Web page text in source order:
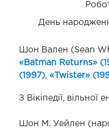
День
Шон Вален (Sean
«Batman Returns»
(1997) «Twister»
З Вікіпедії, вільної
Шон М. Уейлен